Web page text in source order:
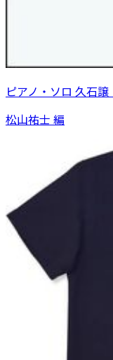
ピアノ・ソロ 久石
松山祐士 編